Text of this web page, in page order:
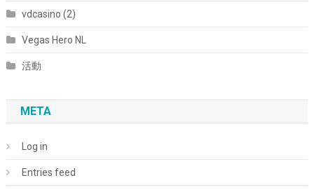
vdcasino (2)
Vegas Hero NL
活動
META
Log in
Entries feed